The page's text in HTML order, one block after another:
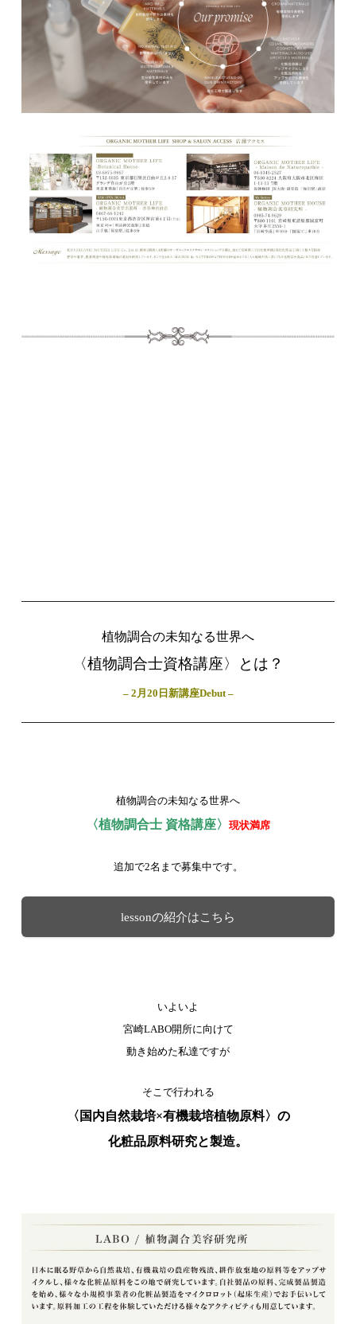
植物調合の未知なる世界へ
〈植物調合士資格講座〉とは？
– 2月20日新講座Debut –
植物調合の未知なる世界へ
〈植物調合士 資格講座〉 現状満席
追加で2名まで募集中です。
lessonの紹介はこちら
いよいよ
宮崎LABO開所に向けて
動き始めた私達ですが
そこで行われる
〈国内自然栽培×有機栽培植物原料〉の
化粧品原料研究と製造。